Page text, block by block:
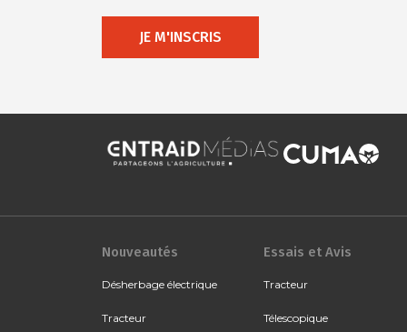
JE M'INSCRIS
Nouveautés
Désherbage électrique
Tracteur
Essais et Avis
Tracteur
Télescopique